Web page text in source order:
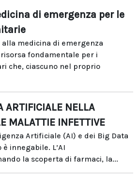
di emergenza per le
medicina di emergenza
fondamentale per i
che, ciascuno nel proprio
ARTIFICIALE NELLA
MALATTIE INFETTIVE
Artificiale (AI) e dei Big Data
innegabile. L’AI
la scoperta di farmaci, la...